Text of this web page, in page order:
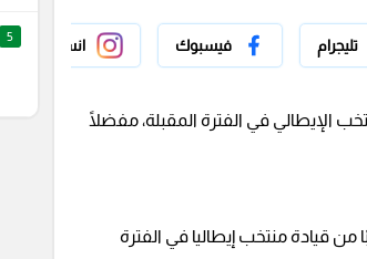
تليجرام فيسبوك انستجرام
الإيطالي في الفترة المقبلة، مفضلًا
من قيادة منتخب إيطاليا في الفترة
5